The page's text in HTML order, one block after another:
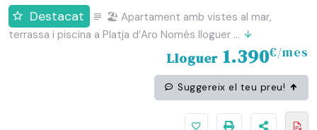
Destacat
🏖 Apartament amb vistes al mar,
terrassa i piscina a Platja d’Aro Només lloguer ...
Lloguer 1.390€/mes
Suggereix el teu preu!